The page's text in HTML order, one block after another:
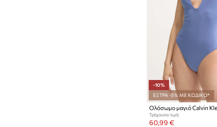
-10%
ΕΞΤΡΑ -5% ΜΕ ΚΩΔΙΚΟ*
Ολόσωμο μαγιό Calvin
Τρέχουσα τιμή:
60,99 €